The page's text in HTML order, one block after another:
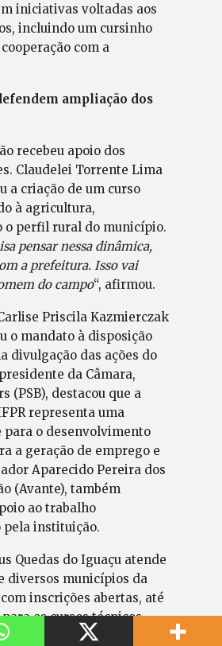
iniciativas voltadas aos
incluindo um cursinho
com a
ampliação dos
recebeu apoio dos
Claudelei Torrente Lima
a criação de um curso
à agricultura,
o perfil rural do município.
pensar nessa dinâmica,
a prefeitura. Isso vai
do campo“, afirmou.
Priscila Kazmierczak
o mandato à disposição
divulgação das ações do
da Câmara,
(PSB), destacou que a
representa uma
para o desenvolvimento
a geração de emprego e
Aparecido Pereira dos
(Avante), também
ao trabalho
pela instituição.
Quedas do Iguaçu atende
diversos municípios da
inscrições abertas, até
os cursos técnicos
Médio em Meio